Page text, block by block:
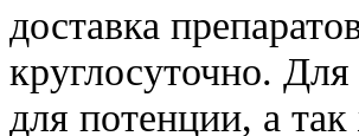
доставка
круглосуточно.
для потенции, а